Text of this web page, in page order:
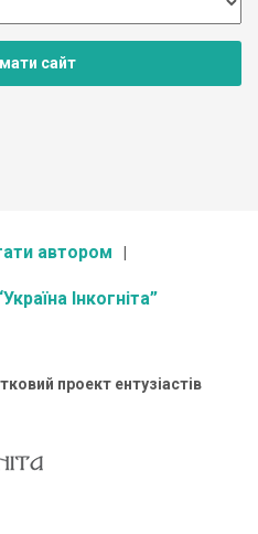
сайт
автором
Інкогніта”
проект ентузіастів